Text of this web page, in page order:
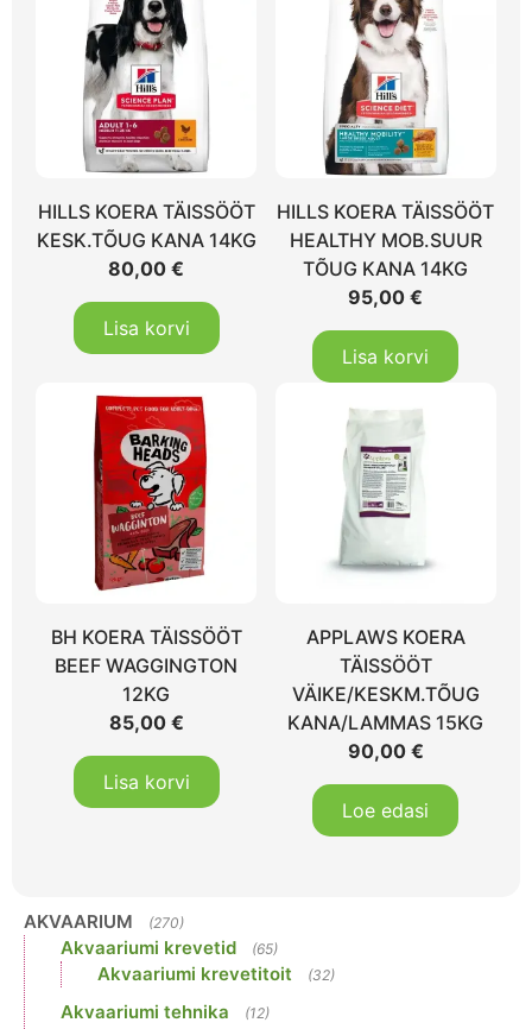
HILLS KOERA TÄISSÖÖT
KESK.TÕUG KANA 14KG
80,00€
Lisa korvi
HILLS KOERA TÄISSÖÖT
HEALTHY MOB.SUUR
TÕUG KANA 14KG
95,00€
Lisa korvi
BH KOERA TÄISSÖÖT
BEEF WAGGINGTON
12KG
85,00 €
Lisa korvi
APPLAWS KOERA
TÄISSÖÖT
VÄIKE/KESKM.TÕUG
KANA/LAMMAS 15KG
90,00 €
Loe edasi
AKVAARIUM (270)
Akvaariumi krevetid (65)
Akvaariumi krevetitoit (32)
Akvaariumi tehnika (12)